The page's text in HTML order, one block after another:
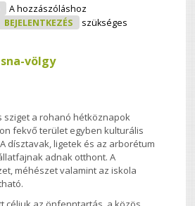
Egy Városi Gyerek A Krisna-Völgyben
Tartalommal Kapcsolatosan
A hozzászóláshoz
BEJELENTKEZÉS szükséges
völgy
sziget a rohanó hétköznapok
fekvő terület egyben kulturális
dísztavak, ligetek és az arborétum
adnak otthont. A
méhészet valamint az iskola